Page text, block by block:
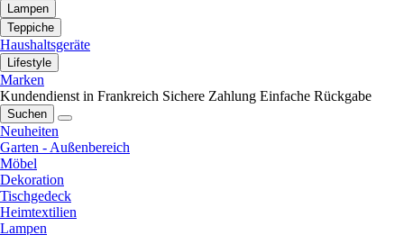
Lampen
Teppiche
Haushaltsgeräte
Lifestyle
Marken
Kundendienst in Frankreich Sichere Zahlung Einfache Rückgabe
Suchen
Neuheiten
Garten - Außenbereich
Möbel
Dekoration
Tischgedeck
Heimtextilien
Lampen